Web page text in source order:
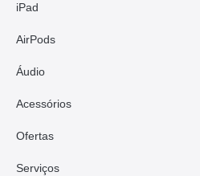
iPad
AirPods
Áudio
Acessórios
Ofertas
Serviços